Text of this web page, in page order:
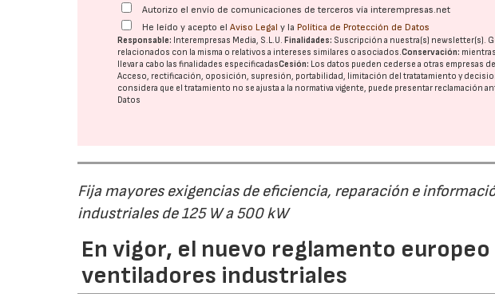
Autorizo el envío de comunicaciones de terceros vía interempresas.net
He leído y acepto elAviso Legal y la Política de Protección de Datos
Responsable: Interempresas Media, S.L.U. Finalidades: Suscripción a nuestra(s) newsletter(s).
relacionados con la misma o relativos a intereses similares o asociados.Conservación:
llevar a cabo las finalidades especificadasCesión: Los datos pueden cederse a otras empresas
Acceso, rectificación, oposición, supresión, portabilidad, limitación del tratatamiento y
considera que el tratamiento no se ajusta a la normativa vigente, puede presentar reclamación
Datos
Fija mayores exigencias de eficiencia, reparación e
industriales de 125 W a 500 kW
En vigor, el nuevo reglamento
ventiladores industriales